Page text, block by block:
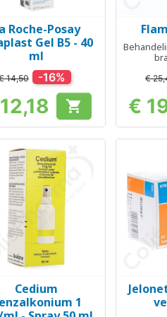
Snel bekijken
Roche-Posay
Gel B5 - 40
ml
14,50 -16%
Prijs 

€
€
Snel bekijken
Cedium
1
